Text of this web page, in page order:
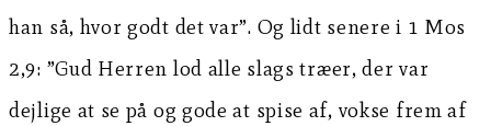
han så, hvor godt det var”. Og lidt senere i 1 Mos
2,9: ”Gud Herren lod alle slags træer, der var
dejlige at se på og gode at spise af, vokse frem af